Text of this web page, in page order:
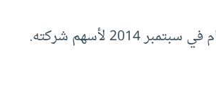
لأسهم شركته.